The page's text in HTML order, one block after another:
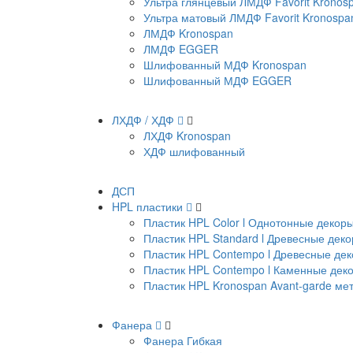
Ультра матовый ЛМДФ Favorit
ЛМДФ Kronospan
ЛМДФ EGGER
Шлифованный МДФ Kronospan
Шлифованный МДФ EGGER
ЛХДФ / ХДФ
ЛХДФ Kronospan
ХДФ шлифованный
ДСП
HPL пластики
Пластик HPL Color l Однотонные декоры
Пластик HPL Standard l Древесные
Пластик HPL Contempo l Древесные
Пластик HPL Contempo l Каменные
Пластик HPL Kronospan Avant-garde
Фанера
Фанера Гибкая